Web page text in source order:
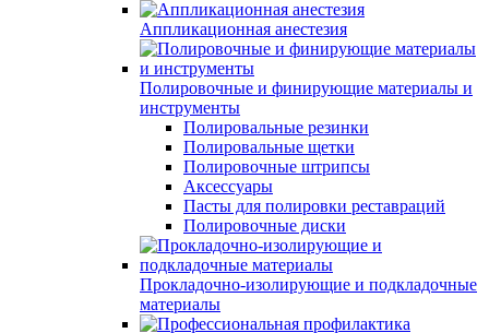
Аппликационная анестезия
Полировочные и финирующие материалы и
инструменты
Полировальные резинки
Полировальные щетки
Полировочные штрипсы
Аксессуары
Пасты для полировки реставраций
Полировочные диски
Прокладочно-изолирующие и подкладочные
материалы